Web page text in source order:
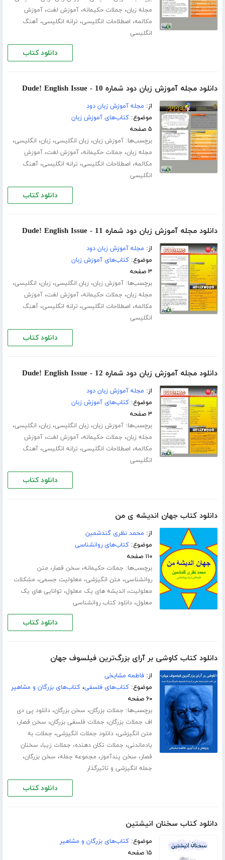
مجله زبان، جملات حکیمانه،آموزش لغت،آموزش
مکالمه، اصطلاحات انگلیسی، ترانه انگلیسی،آهنگ
انگلیسی
دانلود کتاب
دانلود مجله آموزش زبان دود شماره 10 - Dude! English Issue
از: مجله آموزش زبان دود
موضوع:کتاب‌های آموزش زبان
۵ صفحه
برچسب‌ها:آموزش زبان، زبان انگلیسی، زبان، انگلیسی،
مجله زبان، جملات حکیمانه،آموزش لغت،آموزش
مکالمه، اصطلاحات انگلیسی، ترانه انگلیسی،آهنگ
انگلیسی
دانلود کتاب
دانلود مجله آموزش زبان دود شماره 11 - Dude! English Issue
از: مجله آموزش زبان دود
موضوع:کتاب‌های آموزش زبان
۳ صفحه
برچسب‌ها:آموزش زبان، زبان انگلیسی، زبان، انگلیسی،
مجله زبان، جملات حکیمانه،آموزش لغت،آموزش
مکالمه، اصطلاحات انگلیسی، ترانه انگلیسی،آهنگ
انگلیسی
دانلود کتاب
دانلود مجله آموزش زبان دود شماره 12 - Dude! English Issue
از: مجله آموزش زبان دود
موضوع:کتاب‌های آموزش زبان
۳ صفحه
برچسب‌ها:آموزش زبان، زبان انگلیسی، زبان، انگلیسی،
مجله زبان، جملات حکیمانه،آموزش لغت،آموزش
مکالمه، اصطلاحات انگلیسی، ترانه انگلیسی،آهنگ
انگلیسی
دانلود کتاب
دانلود کتاب جهان اندیشه ی من
از: محمد نظری گندشمین
موضوع:کتاب‌های روانشناسی
۱۱۰ صفحه
برچسب‌ها: جملات حکیمانه، سخن قصار، متن
روانشناسی، متن انگیزشی، معلولیت جسمی، مشکلات
معلولیت، اندیشه های یک معلول، توانایی های یک
معلول،دانلود کتاب روانشناسی
دانلود کتاب
دانلود کتاب کاوشی بر آرای بزرگ‌ترین فیلسوف جهان
از:فاطمه مشایخی
موضوع:کتاب‌های فلسفی،کتاب‌های بزرگان و مشاهیر
۶۰ صفحه
برچسب‌ها: جملات بزرگان، سخن بزرگان،دانلود پی دی
اف جملات بزرگان، جملات فلسفی بزرگان، سخن قصار،
متن انگیزشی،دانلود جملات انگیزشی، جملات به
یادماندنی، جملات تکان دهنده، جملات زیبا، سخنان
قصار، سخن پندآموز، مجموعه جمله، سخن بزرگان،
جمله انگیزشی و تاثیرگذار
دانلود کتاب
دانلود کتاب سخنان انیشتین
موضوع:کتاب‌های بزرگان و مشاهیر
۱۵ صفحه